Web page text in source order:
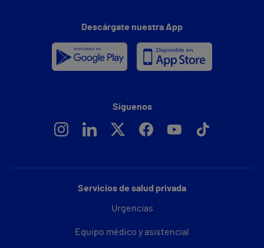
Servicios de salud privada
Urgencias
Equipo médico y asistencial
Descárgate nuestra App
Síguenos